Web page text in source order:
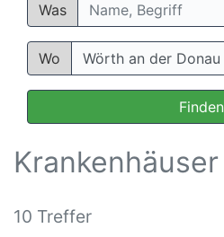
Was
Wo
Finden
Krankenhäuser
10 Treffer